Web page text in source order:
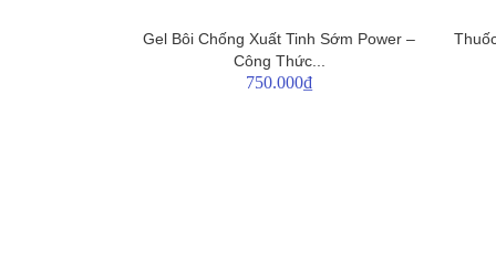
Gel Bôi Chống Xuất Tinh Sớm Power –
Công Thức...
750.000₫